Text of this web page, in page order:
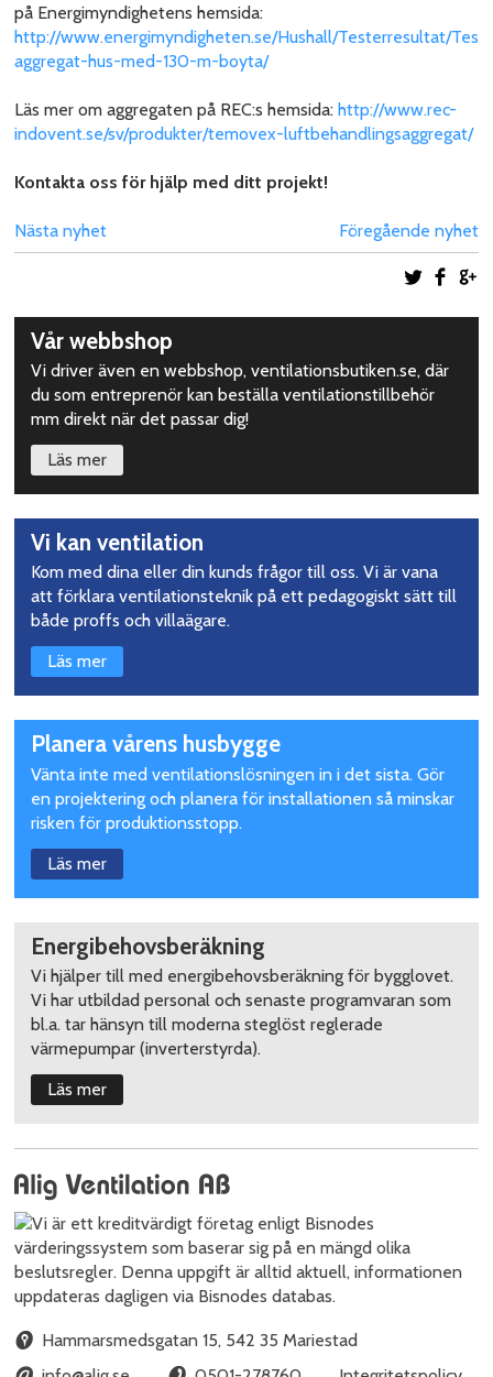
på Energimyndighetens hemsida:
http://www.energimyndigheten.se/Hushall/Testerresultat/
aggregat-hus-med-130-m-boyta/
Läs mer om aggregaten på REC:s hemsida:http://www.rec-
indovent.se/sv/produkter/temovex-luftbehandlingsaggregat/
Kontakta oss för hjälp med ditt projekt!
Nästa nyhet Föregående nyhet
Dela
Upptäck
mer
Vår webbshop
Vi driver även en webbshop, ventilationsbutiken.se, där
du som entreprenör kan beställa ventilationstillbehör
mm direkt när det passar dig!
Läs mer
Vi kan ventilation
Kom med dina eller din kunds frågor till oss. Vi är vana
att förklara ventilationsteknik på ett pedagogiskt sätt till
både proffs och villaägare.
Läs mer
Planera vårens husbygge
Vänta inte med ventilationslösningen in i det sista. Gör
en projektering och planera för installationen så minskar
risken för produktionsstopp.
Läs mer
Energibehovsberäkning
Vi hjälper till med energibehovsberäkning för bygglovet.
Vi har utbildad personal och senaste programvaran som
bl.a. tar hänsyn till moderna steglöst reglerade
värmepumpar (inverterstyrda).
Läs mer
Hammarsmedsgatan 15, 542 35 Mariestad